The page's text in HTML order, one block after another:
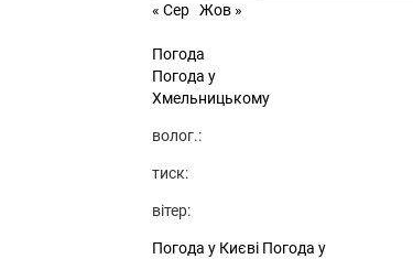
« Сер Жов »
Погода
Погода у
Хмельницькому
волог.:
тиск:
вітер:
Погода у Києві Погода у